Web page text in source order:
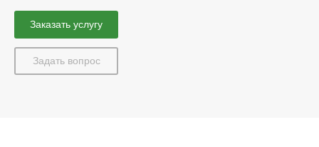
Заказать услугу
Задать вопрос